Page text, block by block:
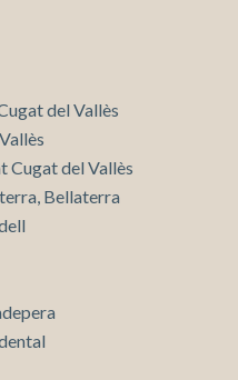
del Vallès
Cugat del Vallès
Bellaterra